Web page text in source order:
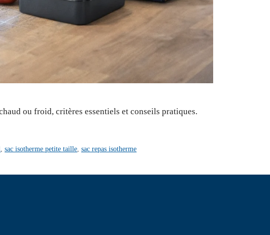
ou froid, critères essentiels et conseils pratiques.
,sac isotherme petite taille ,sac repas isotherme